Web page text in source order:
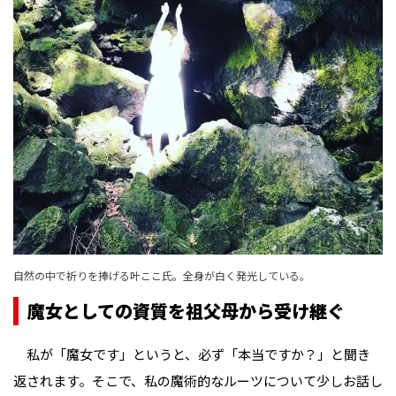
自然の中で祈りを捧げる叶ここ氏。全身が白く発光している。
魔女としての資質を祖父母から受け継ぐ
私が「魔女です」というと、必ず「本当ですか？」と聞き
返されます。そこで、私の魔術的なルーツについて少しお話し